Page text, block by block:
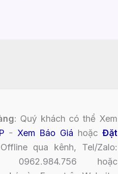
: Quý khách có thể Xem
- Xem Báo Giá hoặcĐặt
qua kênh, Tel/Zalo:
0962.984.756 hoặc